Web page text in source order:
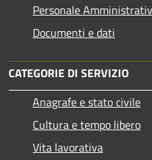
Personale
Documenti e dati
CATEGORIE DI SERVIZIO
Anagrafe e stato civile
Cultura e tempo libero
Vita lavorativa